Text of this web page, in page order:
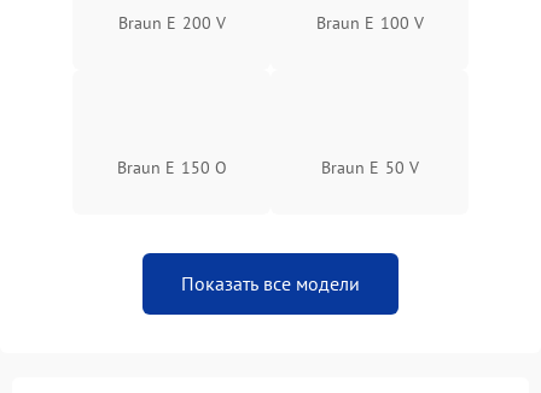
Braun E 200 V Braun E 100 V
Braun E 150 O Braun E 50 V
Показать все модели